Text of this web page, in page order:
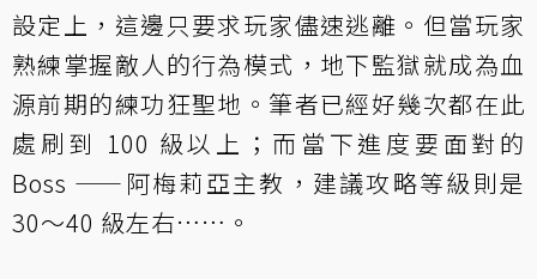
設定上，這邊只要求玩家儘速逃離。但當玩家
熟練掌握敵人的行為模式，地下監獄就成為血
源前期的練功狂聖地。筆者已經好幾次都在此
處刷到 100 級以上；而當下進度要面對的
Boss ——阿梅莉亞主教，建議攻略等級則是
30～40 級左右……。